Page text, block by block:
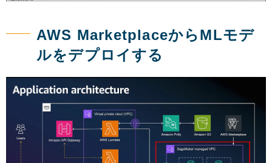
AWS MarketplaceからMLモデ
ルをデプロイする